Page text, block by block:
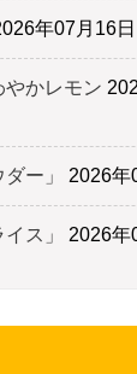
年07月16日
やかレモン
ー」 2026年
ス」 2026年